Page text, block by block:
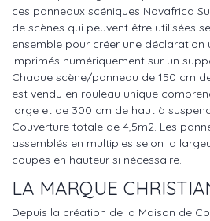
ces panneaux scéniques Novafrica
de scènes qui peuvent être utilisées
ensemble pour créer une déclaration
Imprimés numériquement sur un
Chaque scène/panneau de 150 cm
est vendu en rouleau unique
large et de 300 cm de haut à
Couverture totale de 4,5m2. Les
assemblés en multiples selon la
coupés en hauteur si nécessaire.
LA MARQUE
Depuis la création de la Maison de